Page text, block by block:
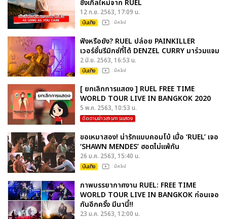
ซิงเกิ้ลใหม่จาก RUEL
12 ก.ย. 2563, 17:09 น.
บันเทิง : มีคลิป
ฟังหรือยัง? RUEL ปล่อย PAINKILLER
เวอร์ชั่นรีมิกซ์ที่ได้ DENZEL CURRY มาร่วมแจม
2 มิ.ย. 2563, 16:53 น.
บันเทิง : มีคลิป
[ ยกเลิกการแสดง ] RUEL FREE TIME
WORLD TOUR LIVE IN BANGKOK 2020
5 พ.ค. 2563, 10:53 น.
ติดตามข่าวสารการแสดง
ขอเหมาสอง! น่ารักแบบคอมโบ้ เมื่อ ‘RUEL’ เจอ
‘SHAWN MENDES’ ฮอตไม่แพ้กัน
26 ม.ค. 2563, 15:40 น.
บันเทิง : มีคลิป
ภาพบรรยากาศงาน RUEL: FREE TIME
WORLD TOUR LIVE IN BANGKOK ก่อนเจอ
กันอีกครั้ง มีนานี้!!
23 ม.ค. 2563, 12:00 น.